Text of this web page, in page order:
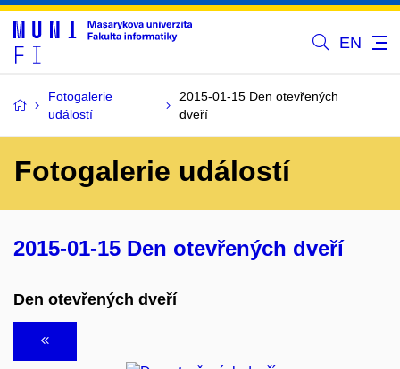
EN
Fotogalerie
událostí
2015-01-15 Den otevřených
dveří
Fotogalerie událostí
2015-01-15 Den otevřených dveří
Den otevřených dveří